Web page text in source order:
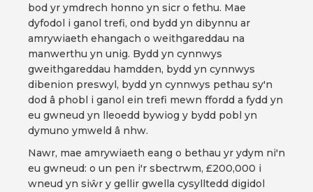
bod yr ymdrech honno yn sicr o fethu. Mae
dyfodol i ganol trefi, ond bydd yn dibynnu ar
amrywiaeth ehangach o weithgareddau na
manwerthu yn unig. Bydd yn cynnwys
gweithgareddau hamdden, bydd yn cynnwys
dibenion preswyl, bydd yn cynnwys pethau sy'n
dod â phobl i ganol ein trefi mewn ffordd a fydd yn
eu gwneud yn lleoedd bywiog y bydd pobl yn
dymuno ymweld â nhw.
Nawr, mae amrywiaeth eang o bethau yr ydym ni'n
eu gwneud: o un pen i'r sbectrwm, £200,000 i
wneud yn siŵr y gellir gwella cysylltedd digidol